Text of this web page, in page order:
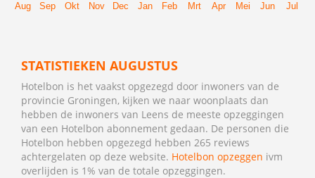
Aug Sep Okt Nov Dec Jan Feb Mrt Apr Mei Jun Jul
STATISTIEKEN AUGUSTUS
Hotelbon is het vaakst opgezegd door inwoners van de
provincie Groningen, kijken we naar woonplaats dan
hebben de inwoners van Leens de meeste opzeggingen
van een Hotelbon abonnement gedaan. De personen die
Hotelbon hebben opgezegd hebben 265 reviews
achtergelaten op deze website. Hotelbon opzeggen ivm
overlijden is 1% van de totale opzeggingen.